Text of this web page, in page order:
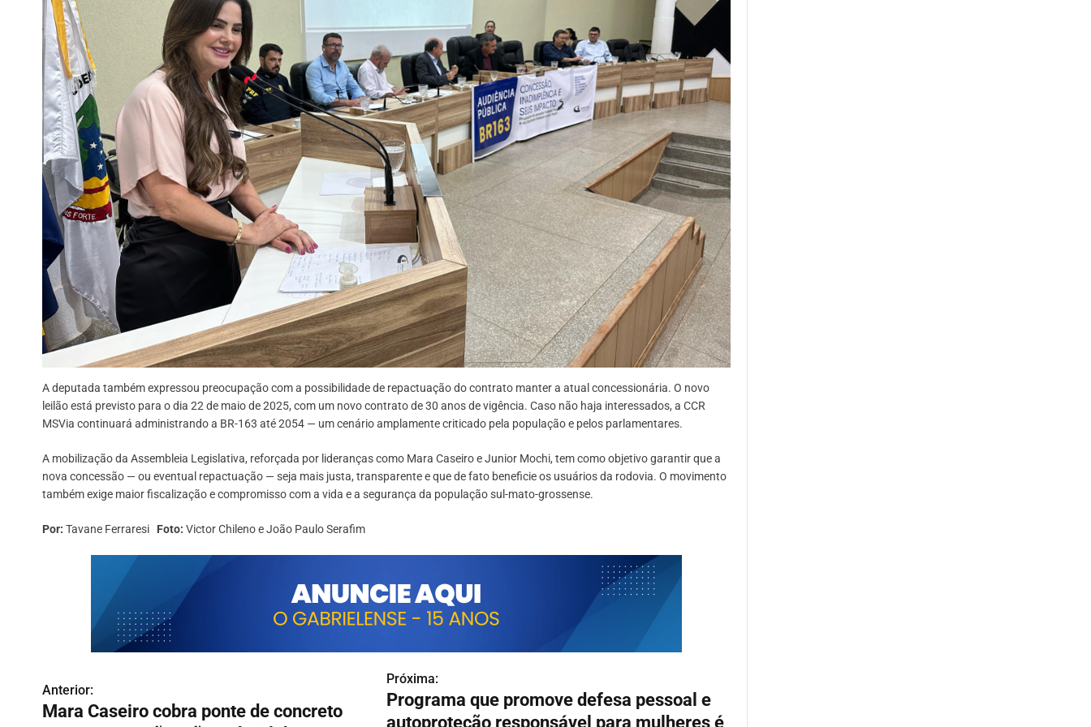
A deputada também expressou preocupação com a possibilidade de repactuação do contrato manter a atual concessionária. O novo
leilão está previsto para o dia 22 de maio de 2025, com um novo contrato de 30 anos de vigência. Caso não haja interessados, a CCR
MSVia continuará administrando a BR-163 até 2054 — um cenário amplamente criticado pela população e pelos parlamentares.
A mobilização da Assembleia Legislativa, reforçada por lideranças como Mara Caseiro e Junior Mochi, tem como objetivo garantir que a
nova concessão — ou eventual repactuação — seja mais justa, transparente e que de fato beneficie os usuários da rodovia. O movimento
também exige maior fiscalização e compromisso com a vida e a segurança da população sul-mato-grossense.
Por: Tavane Ferraresi Foto: Victor Chileno e João Paulo Serafim
N
a
Anterior:
Mara Caseiro cobra ponte de concreto
Próxima:
Programa que promove defesa pessoal e
autoproteção responsável para mulheres é